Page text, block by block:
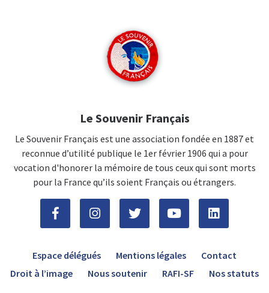
Le Souvenir Français
Le Souvenir Français est une association fondée en 1887 et
reconnue d’utilité publique le 1er février 1906 qui a pour
vocation d'honorer la mémoire de tous ceux qui sont morts
pour la France qu’ils soient Français ou étrangers.
Espace délégués Mentions légales
Contact
Droit à l’image
Nous soutenir RAFI-SF Nos statuts